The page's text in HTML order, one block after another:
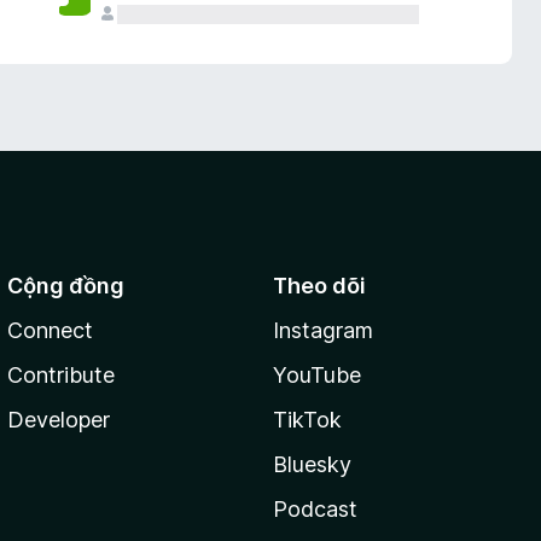
Cộng đồng
Connect
Contribute
Developer
Theo dõi
Instagram
YouTube
TikTok
Bluesky
Podcast